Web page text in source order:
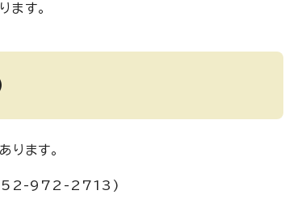
す。
ります。
号052-972-2713)